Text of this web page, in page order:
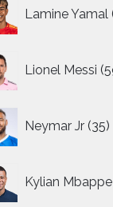
Lamine Yamal
Lionel Messi
Neymar Jr 35
Kylian Mbappe